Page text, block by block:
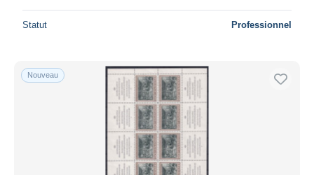
Statut Professionnel
Nouveau